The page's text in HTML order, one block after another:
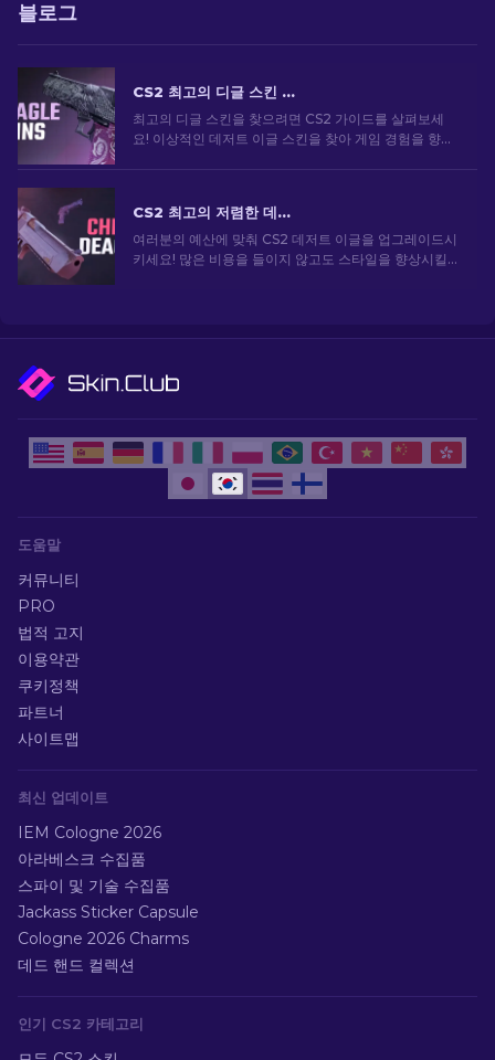
블로그
CS2 최고의 디글 스킨 [2026]
최고의 디글 스킨을 찾으려면 CS2 가이드를 살펴보세
요! 이상적인 데저트 이글 스킨을 찾아 게임 경험을 향상
CS2 최고의 저렴한 데저트 이글 스킨
여러분의 예산에 맞춰 CS2 데저트 이글을 업그레이드시
키세요! 많은 비용을 들이지 않고도 스타일을 향상시킬
도움말
커뮤니티
PRO
법적 고지
이용약관
쿠키정책
파트너
사이트맵
최신 업데이트
IEM Cologne 2026
아라베스크 수집품
스파이 및 기술 수집품
Jackass Sticker Capsule
Cologne 2026 Charms
데드 핸드 컬렉션
인기 CS2 카테고리